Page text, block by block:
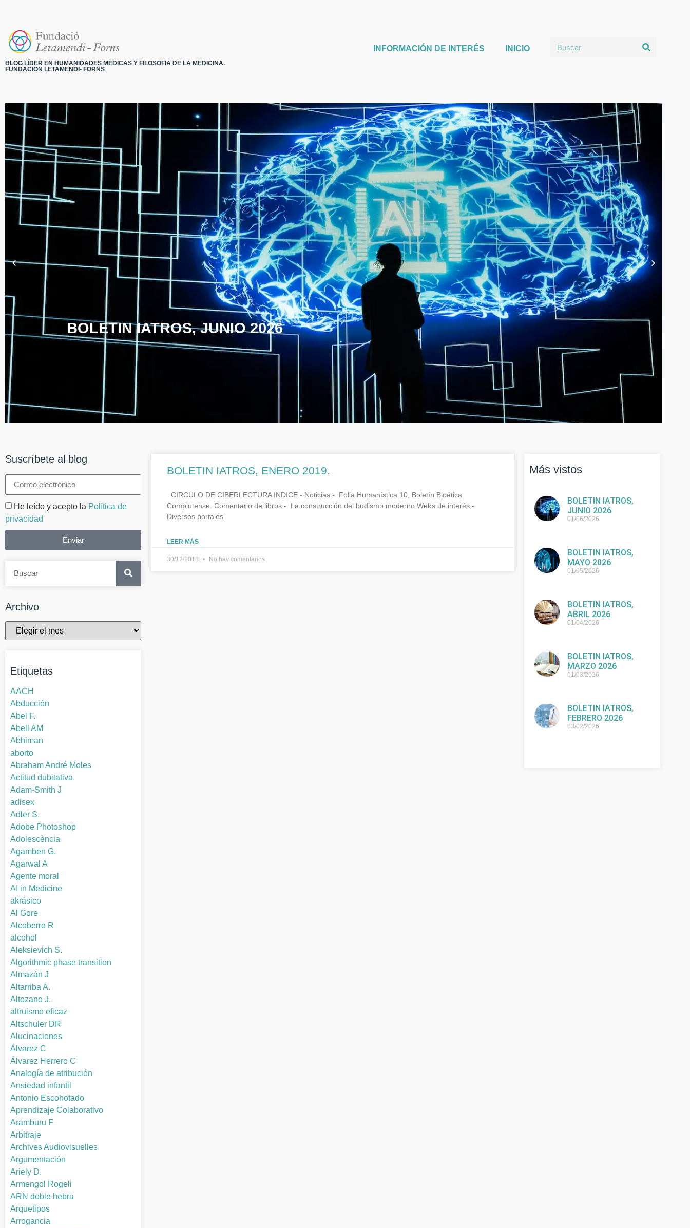
BLOG LÍDER EN HUMANIDADES MEDICAS Y FILOSOFIA DE LA MEDICINA.
FUNDACION LETAMENDI- FORNS
INFORMACIÓN DE INTERÉS INICIO
BOLETIN IATROS, JUNIO 2026
Suscríbete al blog
He leído y acepto la Política de
privacidad
Enviar
Archivo
Etiquetas
AACH
Abducción
Abel F.
Abell AM
Abhiman
aborto
Abraham André Moles
Actitud dubitativa
Adam-Smith J
adisex
Adler S.
Adobe Photoshop
Adolescència
Agamben G.
Agarwal A
Agente moral
AI in Medicine
akrásico
Al Gore
Alcoberro R
alcohol
Aleksievich S.
Algorithmic phase transition
Almazán J
Altarriba A.
Altozano J.
altruismo eficaz
Altschuler DR
Alucinaciones
Álvarez C
Álvarez Herrero C
Analogía de atribución
Ansiedad infantil
Antonio Escohotado
Aprendizaje Colaborativo
Aramburu F
Arbitraje
Archives Audiovisuelles
Argumentación
Ariely D.
Armengol Rogeli
ARN doble hebra
Arquetipos
Arrogancia
BOLETIN IATROS, ENERO 2019.
CIRCULO DE CIBERLECTURA INDICE.- Noticias.- Folia Humanística 10, Boletín Bioética
Complutense. Comentario de libros.- La construcción del budismo moderno Webs de interés.-
Diversos portales
LEER MÁS
30/12/2018 No hay comentarios
Más vistos
BOLETIN IATROS,
JUNIO 2026
01/06/2026
BOLETIN IATROS,
MAYO 2026
01/05/2026
BOLETIN IATROS,
ABRIL 2026
01/04/2026
BOLETIN IATROS,
MARZO 2026
01/03/2026
BOLETIN IATROS,
FEBRERO 2026
03/02/2026